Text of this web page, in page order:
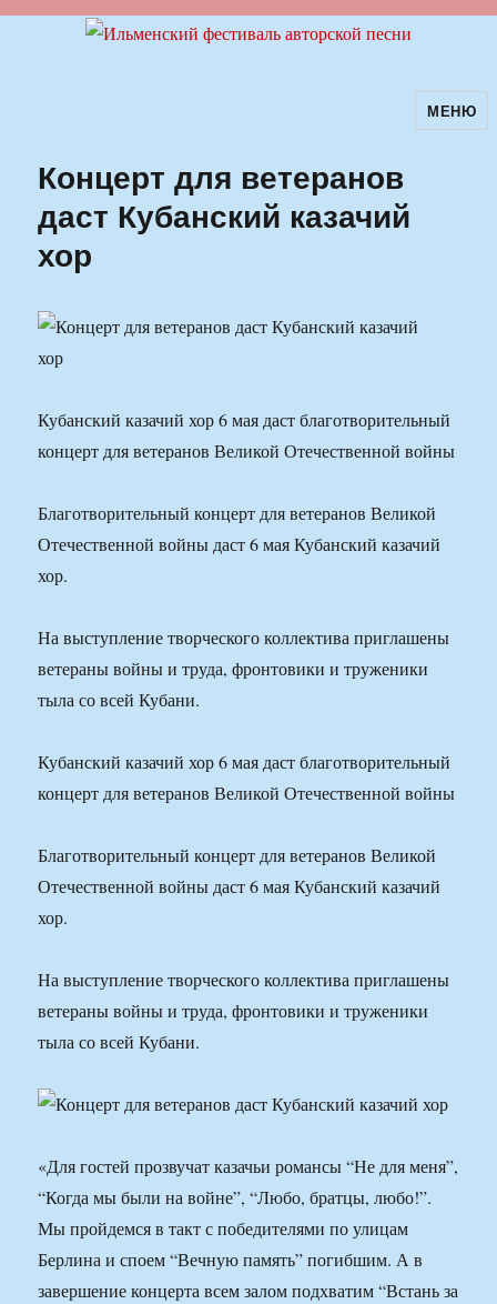
Ильменский фестиваль авторскойМЕНЮ
Концерт для ветеранов
даст Кубанский казачий
хор
Кубанский казачий хор 6 мая даст благотворительный
концерт для ветеранов Великой Отечественной войны
Благотворительный концерт для ветеранов Великой
Отечественной войны даст 6 мая Кубанский казачий
хор.
На выступление творческого коллектива приглашены
ветераны войны и труда, фронтовики и труженики
тыла со всей Кубани.
Кубанский казачий хор 6 мая даст благотворительный
концерт для ветеранов Великой Отечественной войны
Благотворительный концерт для ветеранов Великой
Отечественной войны даст 6 мая Кубанский казачий
хор.
На выступление творческого коллектива приглашены
ветераны войны и труда, фронтовики и труженики
тыла со всей Кубани.
«Для гостей прозвучат казачьи романсы “Не для меня”,
“Когда мы были на войне”, “Любо, братцы, любо!”.
Мы пройдемся в такт с победителями по улицам
Берлина и споем “Вечную память” погибшим. А в
завершение концерта всем залом подхватим “Встань за